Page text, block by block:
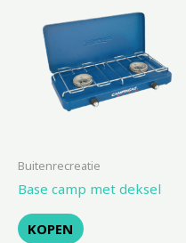
Buitenrecreatie
Base camp met deksel
KOPEN